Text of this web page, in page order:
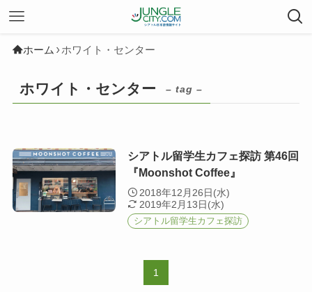
ホーム ホワイト・センター
ホワイト・センター – tag –
シアトル留学生カフェ探訪 第46回
『Moonshot Coffee』
2018年12月26日(水)
2019年2月13日(水)
シアトル留学生カフェ探訪
1